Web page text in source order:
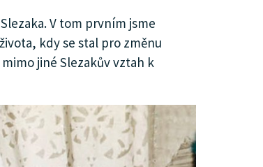
V tom prvním jsme
kdy se stal pro změnu
jiné Slezakův vztah k